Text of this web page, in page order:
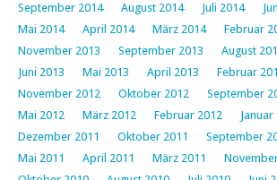
September 2014
August 2014 Juli 2014
Mai 2014
April 2014 März 2014
Februar
November 2013
September 2013 August
Juni 2013
Mai 2013 April 2013
Februar
November 2012
Oktober 2012 September
Mai 2012
März 2012 Februar 2012
Januar
Dezember 2011
Oktober 2011 September
Mai 2011
April 2011 März 2011